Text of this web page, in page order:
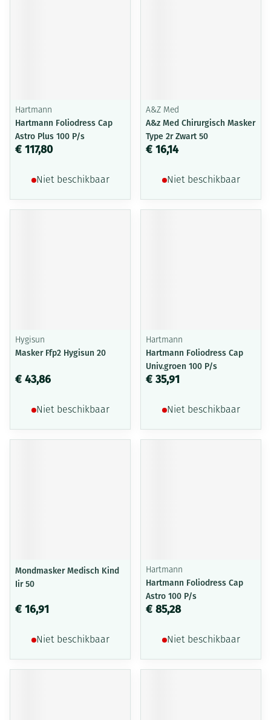
Hartmann
Hartmann Foliodress Cap
Astro Plus 100 P/s
€ 117,80
Niet beschikbaar
A&Z Med
A&z Med Chirurgisch Masker
Type 2r Zwart 50
€ 16,14
Niet beschikbaar
Hygisun
Masker Ffp2 Hygisun 20
€ 43,86
Niet beschikbaar
Hartmann
Hartmann Foliodress Cap
Univ.groen 100 P/s
€ 35,91
Niet beschikbaar
Mondmasker Medisch Kind
Iir 50
€ 16,91
Niet beschikbaar
Hartmann
Hartmann Foliodress Cap
Astro 100 P/s
€ 85,28
Niet beschikbaar